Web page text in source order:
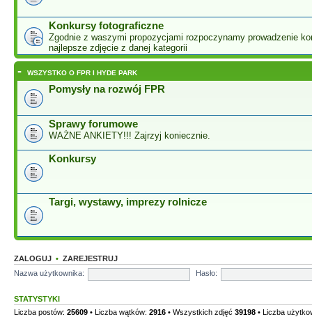
Konkursy fotograficzne
Zgodnie z waszymi propozycjami rozpoczynamy prowadzenie
najlepsze zdjęcie z danej kategorii
- WSZYSTKO O FPR I HYDE PARK
Pomysły na rozwój FPR
Sprawy forumowe
WAŻNE ANKIETY!!! Zajrzyj koniecznie.
Konkursy
Targi, wystawy, imprezy rolnicze
ZALOGUJ • ZAREJESTRUJ
Nazwa użytkownika:
Hasło:
STATYSTYKI
Liczba postów: 25609 • Liczba wątków: 2916 • Wszystkich zdjęć 39198 • Liczba